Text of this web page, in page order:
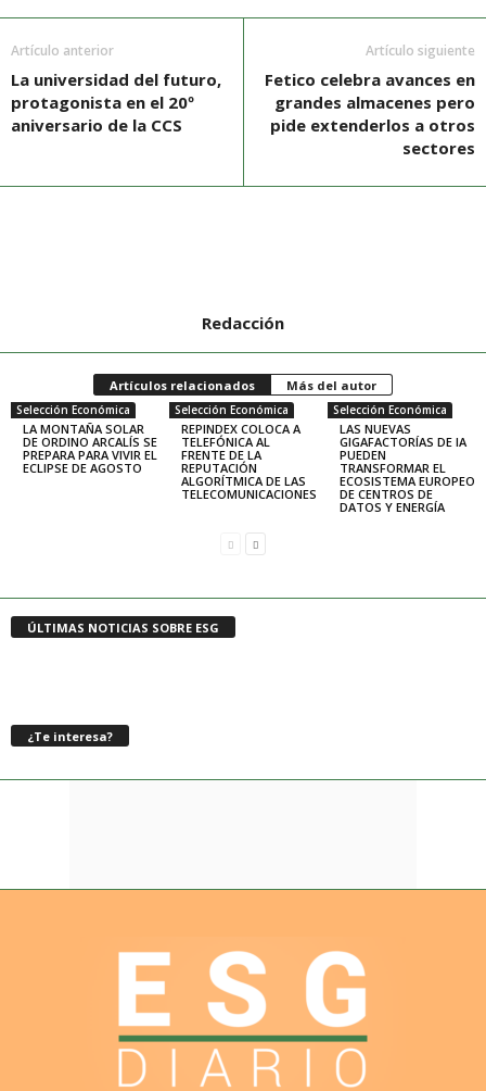
Artículo anterior
La universidad del futuro,
protagonista en el 20º
aniversario de la CCS
Artículo siguiente
Fetico celebra avances en
grandes almacenes pero
pide extenderlos a otros
sectores
Redacción
Artículos relacionados Más del autor
Selección Económica
LA MONTAÑA SOLAR
DE ORDINO ARCALÍS SE
PREPARA PARA VIVIR EL
ECLIPSE DE AGOSTO
Selección Económica
REPINDEX COLOCA A
TELEFÓNICA AL
FRENTE DE LA
REPUTACIÓN
ALGORÍTMICA DE LAS
TELECOMUNICACIONES
Selección Económica
LAS NUEVAS
GIGAFACTORÍAS DE IA
PUEDEN
TRANSFORMAR EL
ECOSISTEMA EUROPEO
DE CENTROS DE
DATOS Y ENERGÍA
ÚLTIMAS NOTICIAS SOBRE ESG
¿Te interesa?